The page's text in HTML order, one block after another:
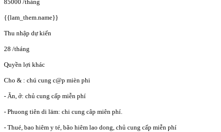
85000 /tháng
{{lam_them.name}}
Thu nhập dự kiến
28 /tháng
Quyền lợi khác
Cho & : chú cung c@p mièn phi
- Ăn, ở: chủ cung cấp miễn phí
- Phuong tiên di läm: chi cung câp miên phí.
- Thué, bao hiêm y té, bão hiêm lao dong, chủ cung cấp miễn phí